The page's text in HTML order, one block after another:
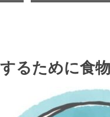
るために食